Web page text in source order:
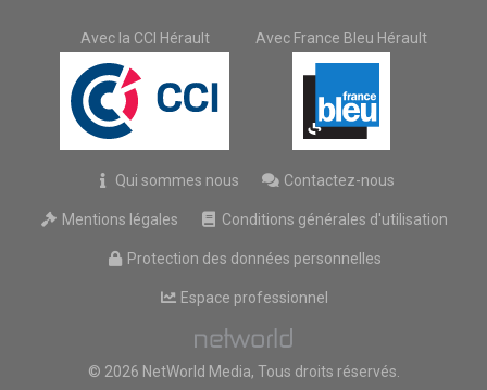
Avec la CCI Hérault Avec France Bleu Hérault
Qui sommes nous Contactez-nous
Mentions légales Conditions générales d'utilisation
Protection des données personnelles
Espace professionnel
© 2026 NetWorld Media, Tous droits réservés.